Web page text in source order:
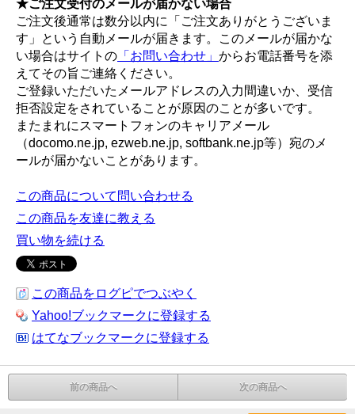
★ご注文受付のメールが届かない場合
ご注文後通常は数分以内に「ご注文ありがとうございま
す」という自動メールが届きます。このメールが届かな
い場合はサイトの 「お問い合わせ」 からお電話番号を添
えてその旨ご連絡ください。
ご登録いただいたメールアドレスの入力間違いか、受信
拒否設定をされていることが原因のことが多いです。
またまれにスマートフォンのキャリアメール
（docomo.ne.jp, ezweb.ne.jp, softbank.ne.jp等）宛のメ
ールが届かないことがあります。
この商品について問い合わせる
この商品を友達に教える
買い物を続ける
この商品をログピでつぶやく
Yahoo!ブックマークに登録する
はてなブックマークに登録する
前の商品へ 次の商品へ